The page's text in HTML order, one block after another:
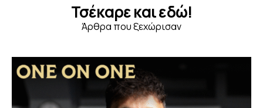
Τσέκαρε και εδώ!
Άρθρα που ξεχώρισαν